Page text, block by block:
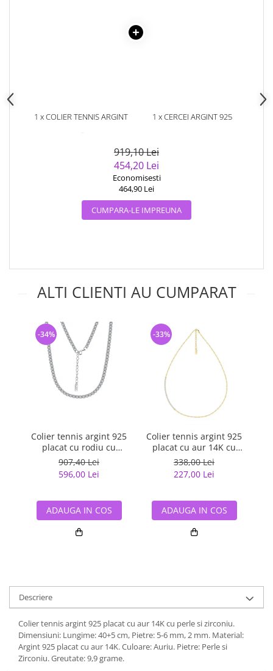
1 x COLIER TENNIS ARGINT
1 x CERCEI ARGINT 925
919,10 Lei
454,20 Lei
Economisesti
464,90 Lei
CUMPARA-LE IMPREUNA
ALTI CLIENTI AU CUMPARAT
Colier tennis argint 925
placat cu rodiu cu
zirconiu, 50 cm, 3 mm
907,40 Lei
596,00 Lei
-34%
ADAUGA IN COS
Colier tennis argint 925
placat cu aur 14K cu
zirconiu
338,00 Lei
227,00 Lei
-33%
ADAUGA IN COS
Descriere
Colier tennis argint 925 placat cu aur 14K cu perle si zirconiu.
Dimensiuni: Lungime: 40+5 cm, Pietre: 5-6 mm, 2 mm. Material:
Argint 925 placat cu aur 14K. Culoare: Auriu. Pietre: Perle si
Zirconiu. Greutate: 9,9 grame.